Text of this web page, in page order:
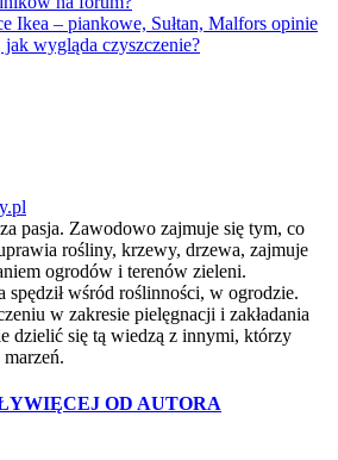
Ikea – piankowe, Sułtan, Malfors opinie
wygląda czyszczenie?
pasja. Zawodowo zajmuje się tym, co
rośliny, krzewy, drzewa, zajmuje
ogrodów i terenów zieleni.
spędził wśród roślinności, w ogrodzie.
w zakresie pielęgnacji i zakładania
dzielić się tą wiedzą z innymi, którzy
WIĘCEJ OD AUTORA